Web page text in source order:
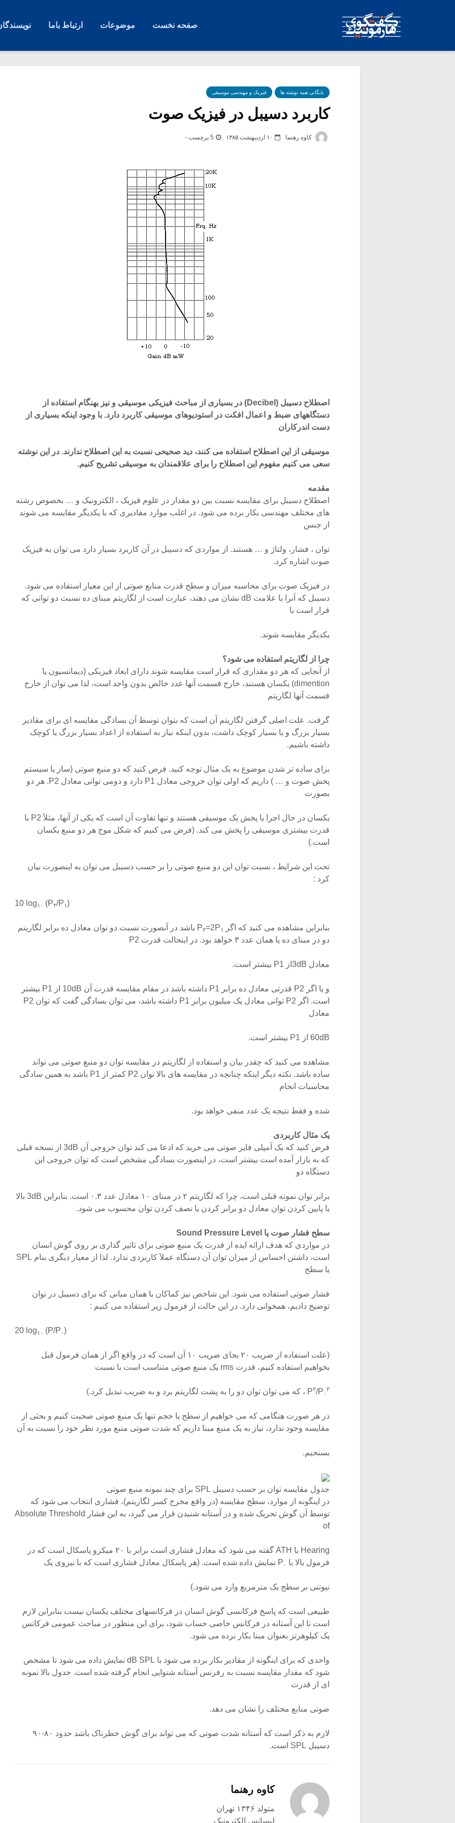
صفحه نخست موضوعات ارتباط باما
بایگانی همه نوشته ها فیزیک و مهندسی موسیقی
کاربرد دسیبل در فیزیک صوت
کاوه رهنما ۱۰ اردیبهشت ۱۳۸۵ 5 برچسب -
اصطلاح دسیبل (Decibel) در بسیاری از مباحث فیزیکی موسیقی و نیز بهنگام استفاده از
دستگاههای ضبط و اعمال افکت در استودیوهای موسیقی کاربرد دارد. با وجود اینکه بسیاری از
دست اندرکاران
موسیقی از این اصطلاح استفاده می کنند، دید صحیحی نسبت به این اصطلاح ندارند. در این نوشته
سعی می کنیم مفهوم این اصطلاح را برای علاقمندان به موسیقی تشریح کنیم.
مقدمه
اصطلاح دسیبل برای مقایسه نسبت بین دو مقدار در علوم فیزیک ، الکترونیک و … بخصوص رشته
های مختلف مهندسی بکار برده می شود. در اغلب موارد مقادیری که با یکدیگر مقایسه می شوند
از جنس
توان ، فشار، ولتاژ و … هستند. از مواردی که دسیبل در آن کاربرد بسیار دارد می توان به فیزیک
صوت اشاره کرد.
در فیزیک صوت برای محاسبه میزان و سطح قدرت منابع صوتی از این معیار استفاده می شود.
دسیبل که آنرا با علامت dB نشان می دهند، عبارت است از لگاریتم مبنای ده نسبت دو توانی که
قرار است با
یکدیگر مقایسه شوند.
چرا از لگاریتم استفاده می شود؟
از آنجایی که هر دو مقداری که قرار است مقایسه شوند دارای ابعاد فیزیکی (دیمانسیون یا
dimention) یکسان هستند، خارج قسمت آنها عدد خالص بدون واحد است، لذا می توان از خارج
قسمت آنها لگاریتم
گرفت. علت اصلی گرفتن لگاریتم آن است که بتوان توسط آن بسادگی مقایسه ای برای مقادیر
بسیار بزرگ و یا بسیار کوچک داشت، بدون اینکه نیاز به استفاده از اعداد بسیار بزرگ یا کوچک
داشته باشیم.
برای ساده تر شدن موضوع به یک مثال توجه کنید. فرض کنید که دو منبع صوتی (ساز یا سیستم
پخش صوت و … ) داریم که اولی توان خروجی معادل P1 دارد و دومی توانی معادل P2. هر دو
بصورت
یکسان در حال اجرا یا پخش یک موسیقی هستند و تنها تفاوت آن است که یکی از آنها، مثلآ P2 با
قدرت بیشتری موسیقی را پخش می کند. (فرض می کنیم که شکل موج هر دو منبع یکسان
است.)
تحت این شرایط ، نسبت توان این دو منبع صوتی را بر حسب دسیبل می توان به اینصورت بیان
کرد :
10 log۱۰ (P۲/P۱)
بنابراین مشاهده می کنید که اگر P ۲=2P۱
باشد در آنصورت نسبت دو توان معادل ده برابر لگاریتم
دو در مبنای ده یا همان عدد ۳ خواهد بود. در اینحالت قدرت P2
معادل 3dBاز P1 بیشتر است.
و یا اگر P2 قدرتی معادل ده برابر P1 داشته باشد در مقام مقایسه قدرت آن 10dB از P1 بیشتر
است. اگر P2 توانی معادل یک میلیون برابر P1 داشته باشد، می توان بسادگی گفت که توان P2
معادل
60dB از P1 بیشتر است.
مشاهده می کنید که چقدر بیان و استفاده از لگاریتم در مقایسه توان دو منبع صوتی می تواند
ساده باشد. نکته دیگر اینکه چنانچه در مقایسه های بالا توان P2 کمتر از P1 باشد به همین سادگی
محاسبات انجام
شده و فقط نتیجه یک عدد منفی خواهد بود.
یک مثال کاربردی
فرض کنید که یک آمپلی فایر صوتی می خرید که ادعا می کند توان خروجی آن 3dB از نسخه قبلی
که به بازار آمده است بیشتر است، در اینصورت بسادگی مشخص است که توان خروجی این
دستگاه دو
برابر توان نمونه قبلی است، چرا که لگاریتم ۲ در مبنای ۱۰ معادل عدد ۰.۳ است. بنابراین 3dB بالا
یا پایین کردن توان معادل دو برابر کردن یا نصف کردن توان محسوب می شود.
سطح فشار صوت یا Sound Pressure Level
در مواردی که هدف ارائه ایده از قدرت یک منبع صوتی برای تاثیر گذاری بر روی گوش انسان
است، داشتن احساس از میزان توان آن دستگاه عملآ کاربردی ندارد. لذا از معیار دیگری بنام SPL
یا سطح
فشار صوتی استفاده می شود. این شاخص نیز کماکان با همان مبانی که برای دسیبل در توان
توضیح دادیم، همخوانی دارد. در این حالت از فرمول زیر استفاده می کنیم :
20 log۱۰ (P/P ۰)
(علت استفاده از ضریب ۲۰ بجای ضریب ۱۰ آن است که در واقع اگر از همان فرمول قبل
بخواهیم استفاده کنیم، قدرت rms یک منبع صوتی متناسب است با نسبت
P۲/P ۰
۲ ، که می توان توان دو را به پشت لگاریتم برد و به ضریب تبدیل کرد.)
در هر صورت هنگامی که می خواهیم از سطح یا حجم تنها یک منبع صوتی صحبت کنیم و بحثی از
مقایسه وجود ندارد، نیاز به یک منبع مبنا داریم که شدت صوتی منبع مورد نظر خود را نسبت به آن
بسنجیم.
جدول مقایسه توان بر حسب دسیبل SPL برای چند نمونه منبع صوتی
در اینگونه از موارد، سطح مقایسه (در واقع مخرج کسر لگاریتم)، فشاری انتخاب می شود که
توسط آن گوش تحریک شده و در آستانه شنیدن قرار می گیرد، به این فشار Absolute Threshold
of
Hearing با ATH گفته می شود که معادل فشاری است برابر با ۲۰ میکرو پاسکال است که در
فرمول بالا با P ۰ نمایش داده شده است. (هر پاسکال معادل فشاری است که با نیروی یک
نیوتنی بر سطح یک مترمربع وارد می شود.)
طبیعی است که پاسخ فرکانسی گوش انسان در فرکانسهای مختلف یکسان نیست بنابراین لازم
است تا این آستانه در فرکانس خاصی حساب شود، برای این منظور در مباحث عمومی فرکانس
یک کیلوهرتز بعنوان مبنا بکار برده می شود.
واحدی که برای اینگونه از مقادیر بکار برده می شود با dB SPL نمایش داده می شود تا مشخص
شود که مقدار مقایسه نسبت به رفرنس آستانه شنوایی انجام گرفته شده است. جدول بالا نمونه
ای از قدرت
صوتی منابع مختلف را نشان می دهد.
لازم به ذکر است که آستانه شدت صوتی که می تواند برای گوش خطرناک باشد حدود ۸۰-۹۰
دسیبل SPL است.
کاوه رهنما
متولد ۱۳۴۶ تهران
لیسانس الکترونیک